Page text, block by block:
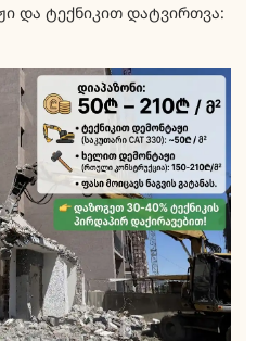
და ტექნიკით დატვირთვა: